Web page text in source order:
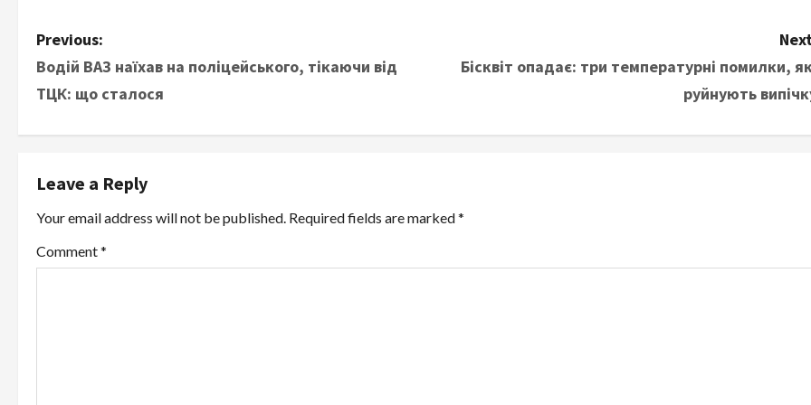
P
o
n
a
v
Previous:
Водій ВАЗ наїхав на поліцейського, тікаючи від
ТЦК: що сталося
Бісквіт опадає: три температурні помилки,
руйнують
Leave a Reply
Your email address will not be published. Required fields are marked*
Comment*